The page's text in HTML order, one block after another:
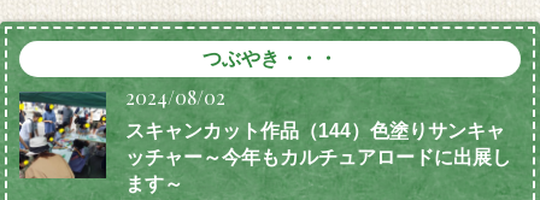
つぶやき・・・
2024/08/02
スキャンカット作品（144）色塗りサンキャ
ッチャー～今年もカルチュアロードに出展し
ます～